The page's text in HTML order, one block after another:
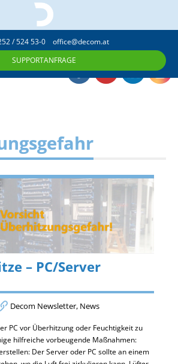
/ 524 53-0 office@decom.at
SUPPORTANFRAGE
– PC/Server
Decom Newsletter, News
PC vor Überhitzung oder Feuchtigkeit zu
hilfreiche vorbeugende Maßnahmen:
Der Server oder PC sollte an einem